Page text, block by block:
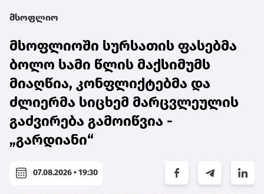
მსოფლიო
მსოფლიოში სურსათის ფასებმა
ბოლო სამი წლის მაქსიმუმს
მიაღწია, კონფლიქტებმა და
ძლიერმა სიცხემ მარცვლეულის
გაძვირება გამოიწვია -
„გარდიანი“
07.08.2026 • 19:30